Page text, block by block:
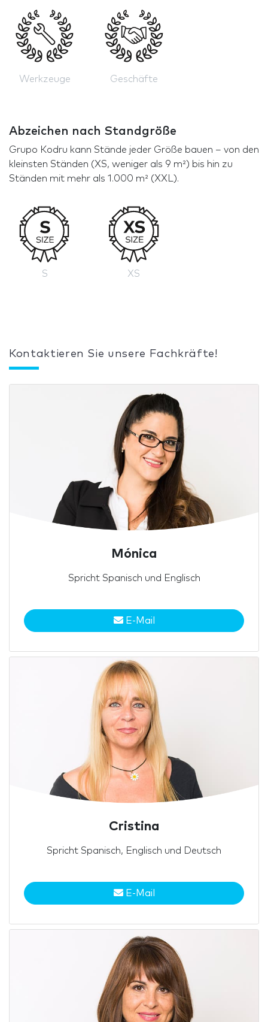
Werkzeuge Geschäfte
Abzeichen nach Standgröße
Grupo Kodru kann Stände jeder Größe bauen – von den
kleinsten Ständen (XS, weniger als 9 m²) bis hin zu
Ständen mit mehr als 1.000 m² (XXL).
S XS
Kontaktieren Sie unsere Fachkräfte!
Mónica
Spricht Spanisch und Englisch
E-Mail
Cristina
Spricht Spanisch, Englisch und Deutsch
E-Mail